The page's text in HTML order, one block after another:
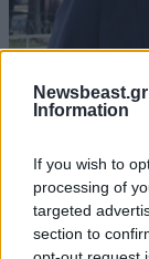
Information
If you wish to
processing of
targeted
section to
Σαμαρά –
οικογένειας